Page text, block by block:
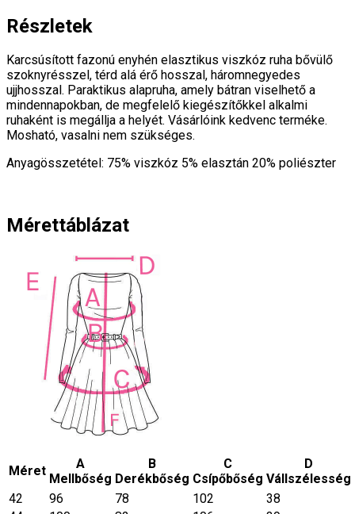
Részletek
Karcsúsított fazonú enyhén elasztikus viszkóz ruha bővülő
szoknyrésszel, térd alá érő hosszal, háromnegyedes
ujjhosszal. Paraktikus alapruha, amely bátran viselhető a
mindennapokban, de megfelelő kiegészítőkkel alkalmi
ruhaként is megállja a helyét. Vásárlóink kedvenc terméke.
Mosható, vasalni nem szükséges.
Anyagösszetétel: 75% viszkóz 5% elasztán 20% poliészter
Mérettáblázat
Méret
A
Mellbőség
B
Derékbőség
C
Csípőbőség
D
Vállszélesség
42
96 78 102 38